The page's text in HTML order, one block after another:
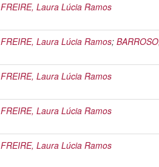
FREIRE, Laura Lúcia Ramos
FREIRE, Laura Lúcia Ramos;
FREIRE, Laura Lúcia Ramos
FREIRE, Laura Lúcia Ramos
FREIRE, Laura Lúcia Ramos